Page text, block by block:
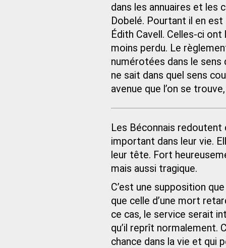
dans les annuaires et les
Dobelé. Pourtant il en est
Édith Cavell. Celles-ci ont
moins perdu. Le
numérotées dans le
ne sait dans quel sens
avenue que l’on se
Les Béconnais redoutent
important dans leur vie.
leur tête. Fort
mais aussi tragique.
C’est une supposition
que celle d’une mort
ce cas, le service serait
qu’il reprît normalement.
chance dans la vie et qui